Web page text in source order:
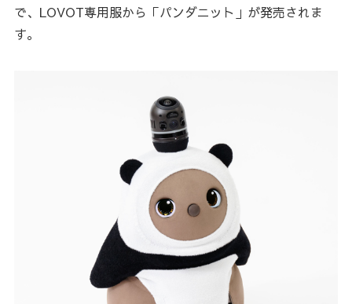
で、LOVOT専用服から「パンダニット」が発売されま
す。